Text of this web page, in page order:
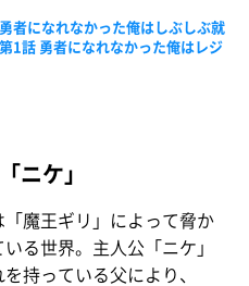
者になれなかった俺はしぶしぶ就
1話 勇者になれなかった俺はレジ
ニケ」
魔王ギリ」によって脅か
る世界。主人公「ニケ」
持っている父により、